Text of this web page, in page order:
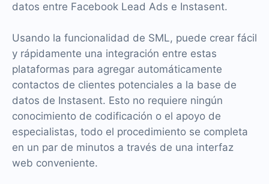
datos entre Facebook Lead Ads e Instasent.
Usando la funcionalidad de SML, puede crear fácil
y rápidamente una integración entre estas
plataformas para agregar automáticamente
contactos de clientes potenciales a la base de
datos de Instasent. Esto no requiere ningún
conocimiento de codificación o el apoyo de
especialistas, todo el procedimiento se completa
en un par de minutos a través de una interfaz
web conveniente.